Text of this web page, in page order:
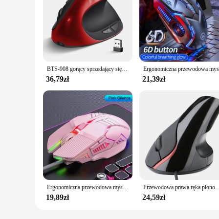
BTS-908 gorący sprzedający się akumulator mysz pionowa ergonomiczna mysz bezprzewodowa 2.4G odbiornik USB 1600 regulowany DPI 6 przycisków myszy
36,79zł 21,39zł
Ergonomiczna przewodowa mysz do gier 3200 DPI Mysz USB do gier RGB Mause Mysz dla graczy 6-przyciskowa cicha mysz LED do laptopa PC
19,89zł
Przewodowa prawa ręka pionowa mysz ergonomiczna mysz do gier
24,59zł